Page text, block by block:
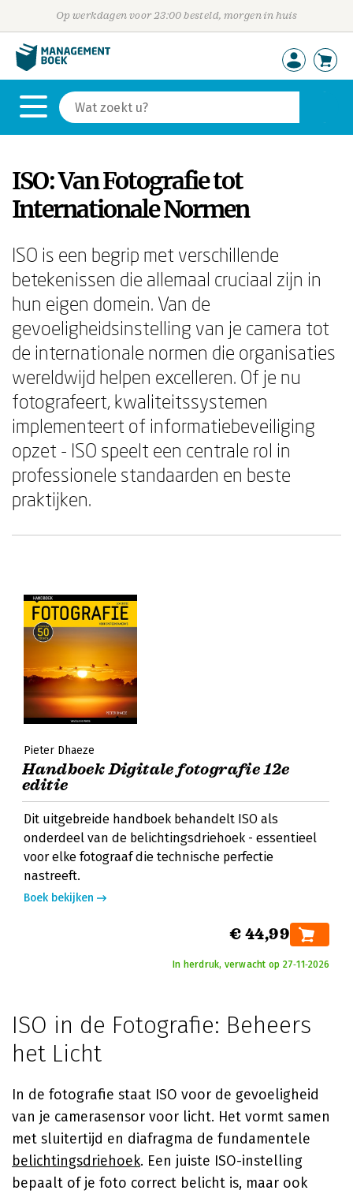
Op werkdagen voor 23:00 besteld, morgen in huis
ISO: Van Fotografie tot
Internationale Normen
ISO is een begrip met verschillende
betekenissen die allemaal cruciaal zijn in
hun eigen domein. Van de
gevoeligheidsinstelling van je camera tot
de internationale normen die organisaties
wereldwijd helpen excelleren. Of je nu
fotografeert, kwaliteitssystemen
implementeert of informatiebeveiliging
opzet - ISO speelt een centrale rol in
professionele standaarden en beste
praktijken.
Pieter Dhaeze
Handboek Digitale fotografie 12e
editie
Dit uitgebreide handboek behandelt ISO als
onderdeel van de belichtingsdriehoek - essentieel
voor elke fotograaf die technische perfectie
nastreeft.
Boek bekijken
€ 44,99
In herdruk, verwacht op 27‑11‑2026
ISO in de Fotografie: Beheers
het Licht
In de fotografie staat ISO voor de gevoeligheid
van je camerasensor voor licht. Het vormt samen
met sluitertijd en diafragma de fundamentele
belichtingsdriehoek. Een juiste ISO-instelling
bepaalt of je foto correct belicht is, maar ook